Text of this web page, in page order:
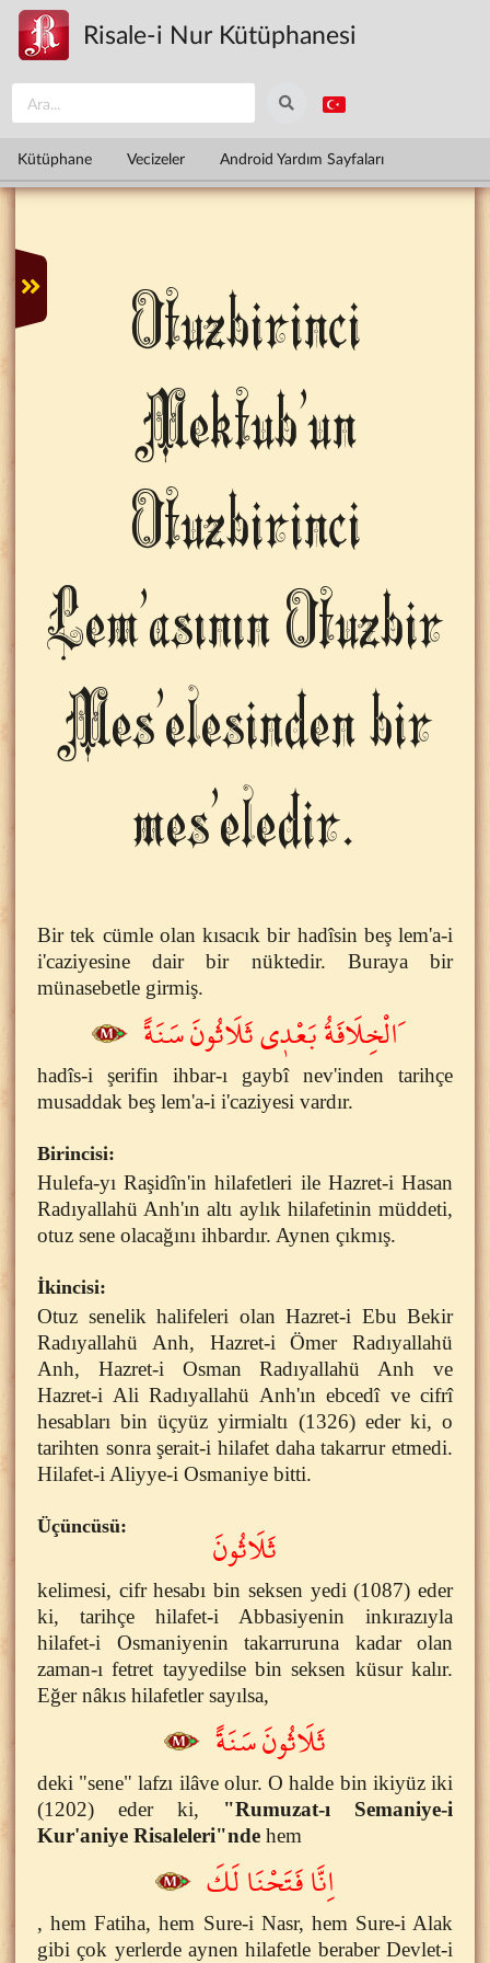
Ana içeriğe atla
Risale-i Nur Kütüphanesi
Kütüphane Vecizeler Android Yardım Sayfaları
Otuzbirinci
Mektub'un
Otuzbirinci
Lem'asının Otuzbir
Mes'elesinden bir
mes'eledir.
Bir tek cümle olan kısacık bir hadîsin beş lem'a-i
i'caziyesine dair bir nüktedir. Buraya bir
münasebetle girmiş.
َالْخِلَافَةُ بَعْد۪ى ثَلَاثُونَ سَنَةً
hadîs-i şerifin ihbar-ı gaybî nev'inden tarihçe
musaddak beş lem'a-i i'caziyesi vardır.
Birincisi:
Hulefa-yı Raşidîn'in hilafetleri ile Hazret-i Hasan
Radıyallahü Anh'ın altı aylık hilafetinin müddeti,
otuz sene olacağını ihbardır. Aynen çıkmış.
İkincisi:
Otuz senelik halifeleri olan Hazret-i Ebu Bekir
Radıyallahü Anh, Hazret-i Ömer Radıyallahü
Anh, Hazret-i Osman Radıyallahü Anh ve
Hazret-i Ali Radıyallahü Anh'ın ebcedî ve cifrî
hesabları bin üçyüz yirmialtı (1326) eder ki, o
tarihten sonra şerait-i hilafet daha takarrur etmedi.
Hilafet-i Aliyye-i Osmaniye bitti.
Üçüncüsü: ثَلَاثُونَ
kelimesi, cifr hesabı bin seksen yedi (1087) eder
ki, tarihçe hilafet-i Abbasiyenin inkırazıyla
hilafet-i Osmaniyenin takarruruna kadar olan
zaman-ı fetret tayyedilse bin seksen küsur kalır.
Eğer nâkıs hilafetler sayılsa,
ثَلَاثُونَ سَنَةً
deki "sene" lafzı ilâve olur. O halde bin ikiyüz iki
(1202) eder ki, "Rumuzat-ı Semaniye-i
Kur'aniye Risaleleri"nde hem
اِنَّا فَتَحْنَا لَكَ
, hem Fatiha, hem Sure-i Nasr, hem Sure-i Alak
gibi çok yerlerde aynen hilafetle beraber Devlet-i